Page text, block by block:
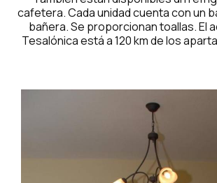
cafetera. Cada unidad cuenta con un
bañera. Se proporcionan toallas. El
Tesalónica está a 120 km de los